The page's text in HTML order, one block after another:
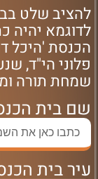
להציב שלט
לדוגמא יהיה
הכנסת 'היכל
פלוני הי"ד,
שמחת תורה
שם בית
עיר בית